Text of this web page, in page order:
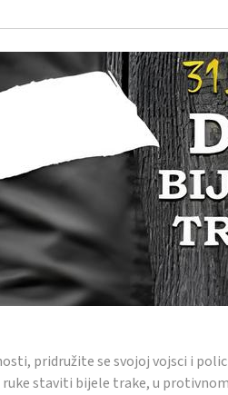
pridružite se svojoj vojsci i
staviti bijele trake, u